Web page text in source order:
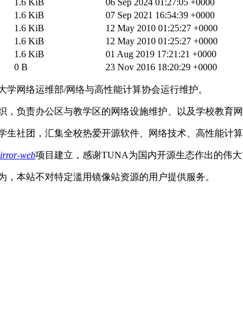
1.6 KiB
06 Sep 2024 01:27:05 +0000
1.6 KiB
07 Sep 2021 16:54:39 +0000
1.6 KiB
12 May 2010 01:25:27 +0000
1.6 KiB
12 May 2010 01:25:27 +0000
1.6 KiB
01 Aug 2019 17:21:21 +0000
0 B 23 Nov 2016 18:20:29 +0000
网络运维部/网络与高性能计算协会运行维护。
负责办公区与教学区的网络设施维护、以及学校教育
社团，汇集全校热爱开源软件、网络技术、高性能计算
web项目建立，感谢TUNA为国内开源生态作出的伟
本站不对特定滥用镜像站资源的用户提供服务。